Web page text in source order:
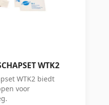
WTK2
WTK2 biedt
voor